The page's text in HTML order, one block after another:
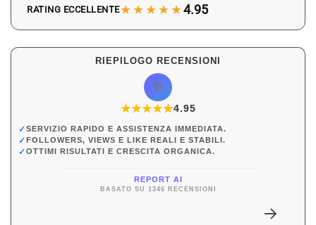
RATING ECCELLENTE★★★★★4.95
RIEPILOGO RECENSIONI
✨
★★★★★
★4.95
✓SERVIZIO RAPIDO E ASSISTENZA IMMEDIATA.
✓FOLLOWERS, VIEWS E LIKE REALI E STABILI.
✓OTTIMI RISULTATI E CRESCITA ORGANICA.
REPORT AI
BASATO SU 1346 RECENSIONI